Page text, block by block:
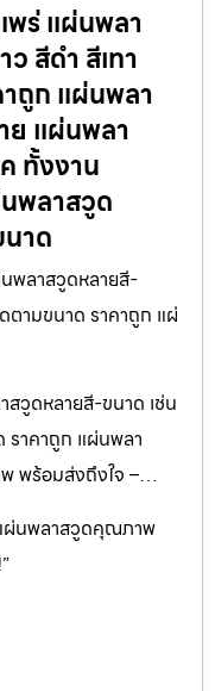
ร่ แผ่นพลา
สีดำ สีเทา
ถูก แผ่นพลา
ย แผ่นพลา
ทั้งงาน
พลาสวูด
าด
พลาสวูดหลายสี-
ตามขนาด ราคาถูก แผ่
วูดหลายสี-ขนาด เช่น
ราคาถูก แผ่นพลา
พร้อมส่งถึงใจ –…
ผ่นพลาสวูดคุณภาพ